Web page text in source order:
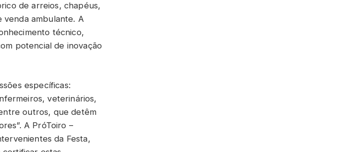
de arreios, chapéus,
ambulante. A
técnico,
potencial de inovação
específicas:
veterinários,
outros, que detêm
A PróToiro –
da Festa,